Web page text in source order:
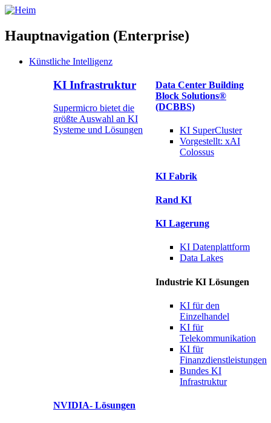
Hauptnavigation (Enterprise)
Künstliche Intelligenz
KI Infrastruktur
Supermicro bietet die
größte Auswahl an KI
Systeme und Lösungen
Data Center Building
Block Solutions®
(DCBBS)
KI SuperCluster
Vorgestellt: xAI
Colossus
KI Fabrik
Rand KI
KI Lagerung
KI Datenplattform
Data Lakes
Industrie KI Lösungen
KI fürden
Einzelhandel
KI für
Telekommunikation
KI für
Finanzdienstleistungen
Bundes KI
Infrastruktur
NVIDIA- Lösungen